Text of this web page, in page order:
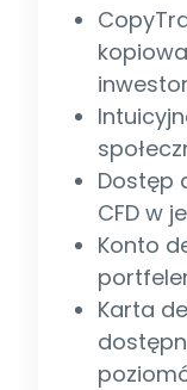
Dostęp
CFD w
Konto
Karta